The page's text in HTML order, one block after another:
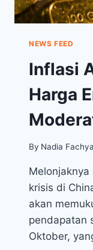
NEWS FEED
Inflasi
Harga
By Nadia
krisis di
akan
pendapatan
Oktober,